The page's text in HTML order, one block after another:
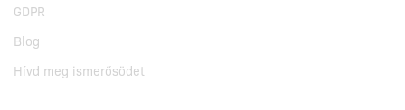
GDPR
Blog
Hívd meg ismerősödet